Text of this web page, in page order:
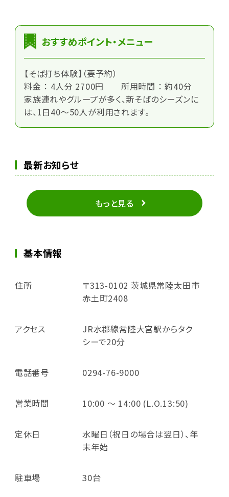
おすすめポイント・メニュー
【そば打ち体験】（要予約）
料金 ： 4人分 2700円 所用時間 ： 約40分
家族連れやグループが多く、新そばのシーズンに
は、1日40～50人が利用されます。
最新お知らせ
もっと見る
基本情報
住所
〒313-0102 茨城県常陸太田市
赤土町2408
アクセス
JR水郡線常陸大宮駅からタク
シーで20分
電話番号 0294-76-9000
営業時間 10:00 ～ 14:00 (L.O.13:50)
定休日
水曜日（祝日の場合は翌日）、年
末年始
駐車場 30台